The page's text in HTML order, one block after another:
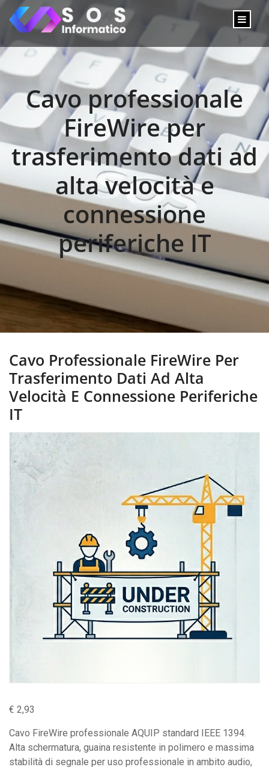
Cavo professionale
FireWire per
trasferimento dati ad
alta velocità e
connessione
periferiche IT
Cavo Professionale FireWire Per
Trasferimento Dati Ad Alta
Velocità E Connessione Periferiche
IT
€ 2,93
Cavo FireWire professionale AQUIP standard IEEE 1394.
Alta schermatura, guaina resistente in polimero e massima
stabilità di segnale per uso professionale in ambito audio,